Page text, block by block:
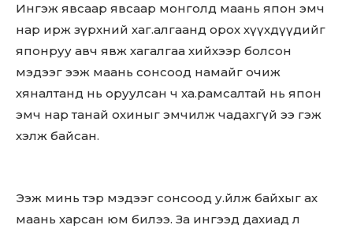
Ингэж явсаар явсаар монголд маань япон эмч
нар ирж зүрхний хаг.алгаанд орох хүүхдүүдийг
японруу авч явж хагалгаа хийхээр болсон
мэдээг ээж маань сонсоод намайг очиж
хяналтанд нь оруулсан ч ха.рамсалтай нь япон
эмч нар танай охиныг эмчилж чадахгүй ээ гэж
хэлж байсан.
Ээж минь тэр мэдээг сонсоод у.йлж байхыг ах
маань харсан юм билээ. За ингээд дахиад л